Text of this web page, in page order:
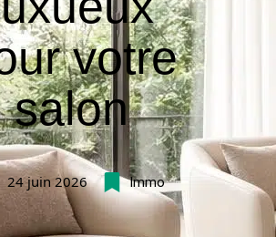
votre
salon
24 juin 2026 Immo